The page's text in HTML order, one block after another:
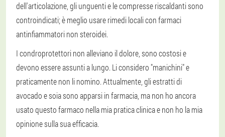
dell'articolazione, gli unguenti e le compresse riscaldanti sono
controindicati; è meglio usare rimedi locali con farmaci
antinfiammatori non steroidei.
I condroprotettori non alleviano il dolore, sono costosi e
devono essere assunti a lungo. Li considero "manichini" e
praticamente non li nomino. Attualmente, gli estratti di
avocado e soia sono apparsi in farmacia, ma non ho ancora
usato questo farmaco nella mia pratica clinica e non ho la mia
opinione sulla sua efficacia.